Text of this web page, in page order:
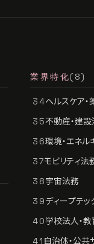
業界特化(8)
34ヘルスケア・
35不動産・建
36環境・エネ
37モビリティ法
38宇宙法務
39ディープテッ
40学校法人・
41 自治体・公